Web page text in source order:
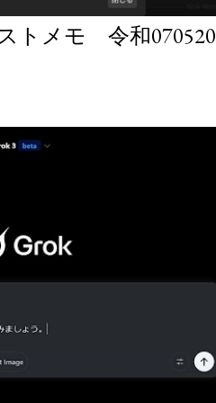
トメモ 令和070520